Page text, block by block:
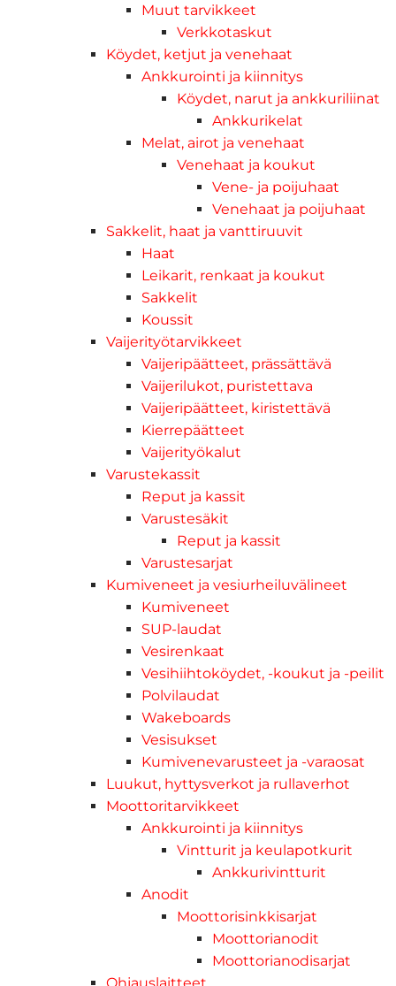
Muut tarvikkeet
Verkkotaskut
Köydet, ketjut ja venehaat
Ankkurointi ja kiinnitys
Köydet, narut ja ankkuriliinat
Ankkurikelat
Melat, airot ja venehaat
Venehaat ja koukut
Vene- ja poijuhaat
Venehaat ja poijuhaat
Sakkelit, haat ja vanttiruuvit
Haat
Leikarit, renkaat ja koukut
Sakkelit
Koussit
Vaijerityötarvikkeet
Vaijeripäätteet, prässättävä
Vaijerilukot, puristettava
Vaijeripäätteet, kiristettävä
Kierrepäätteet
Vaijerityökalut
Varustekassit
Reput ja kassit
Varustesäkit
Reput ja kassit
Varustesarjat
Kumiveneet ja vesiurheiluvälineet
Kumiveneet
SUP-laudat
Vesirenkaat
Vesihiihtoköydet, -koukut ja -peilit
Polvilaudat
Wakeboards
Vesisukset
Kumivenevarusteet ja -varaosat
Luukut, hyttysverkot ja rullaverhot
Moottoritarvikkeet
Ankkurointi ja kiinnitys
Vintturit ja keulapotkurit
Ankkurivintturit
Anodit
Moottorisinkkisarjat
Moottorianodit
Moottorianodisarjat